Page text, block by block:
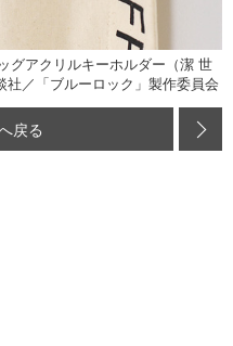
グアクリルキーホルダー（潔 世
／「ブルーロック」製作委員会
戻る